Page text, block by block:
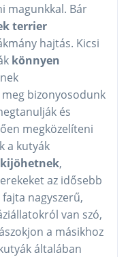
magunkkal. Bár
terrier
hajtás. Kicsi
könnyen
bizonyosodunk
és
megközelíteni
a kutyák
,
az idősebb
fajta nagyszerű,
van szó,
a másikhoz
általában